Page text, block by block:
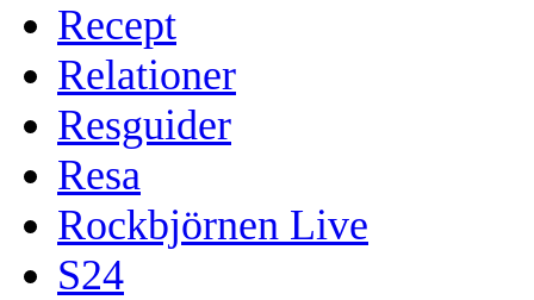
Recept
Relationer
Resguider
Resa
Rockbjörnen Live
S24